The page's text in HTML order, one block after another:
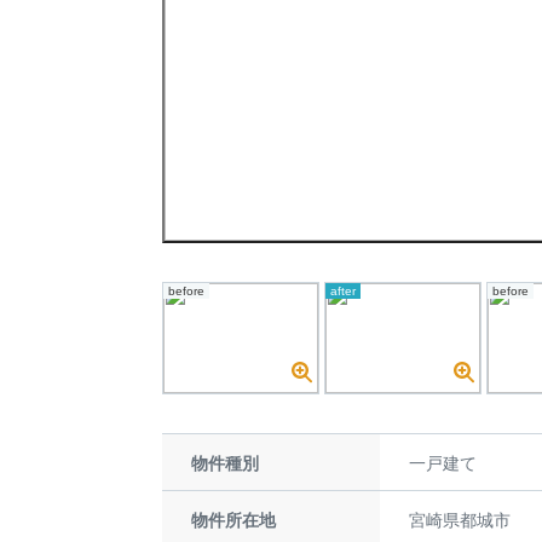
before after before
物件種別 一戸建て
物件所在地 宮崎県都城市